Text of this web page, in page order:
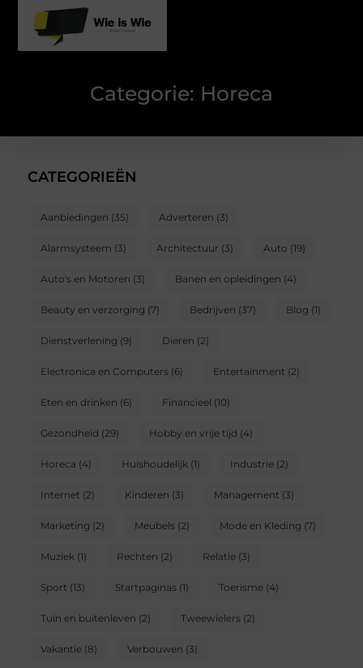
Categorie: Horeca
CATEGORIEËN
Aanbiedingen (35) Adverteren (3)
Alarmsysteem (3) Architectuur (3) Auto (19)
Auto's en Motoren (3) Banen en opleidingen (4)
Beauty en verzorging (7) Bedrijven (37) Blog (1)
Dienstverlening (9) Dieren (2)
Electronica en Computers (6) Entertainment (2)
Eten en drinken (6) Financieel (10)
Gezondheid (29) Hobby en vrije tijd (4)
Horeca (4) Huishoudelijk (1) Industrie (2)
Internet (2) Kinderen (3) Management (3)
Marketing (2) Meubels (2) Mode en Kleding (7)
Muziek (1) Rechten (2) Relatie (3)
Sport (13) Startpaginas (1) Toerisme (4)
Tuin en buitenleven (2) Tweewielers (2)
Vakantie (8) Verbouwen (3)